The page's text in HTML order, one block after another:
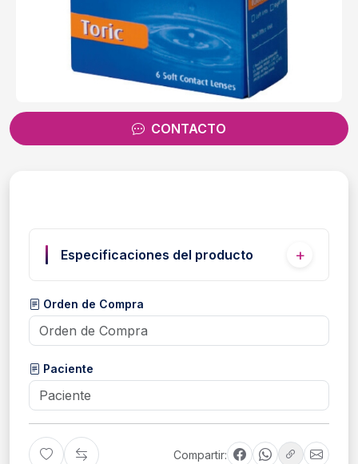
CONTACTO
Especificaciones del producto
Orden de Compra
Paciente
Compartir: